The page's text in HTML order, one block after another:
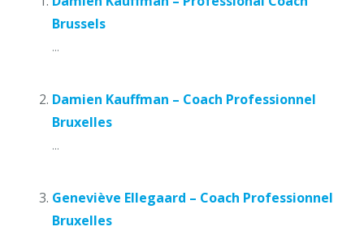
Brussels
...
Damien Kauffman – Coach Professionnel
Bruxelles
...
Geneviève Ellegaard – Coach Professionnel
Bruxelles